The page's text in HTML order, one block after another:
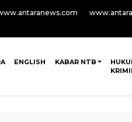
ENGLISH KABAR NTB